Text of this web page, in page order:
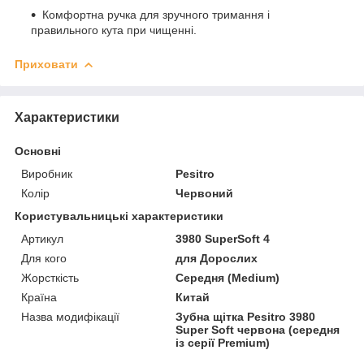
Комфортна ручка для зручного тримання і
правильного кута при чищенні.
Приховати
Характеристики
Основні
Виробник
Pesitro
Колір
Червоний
Користувальницькі характеристики
Артикул
3980 SuperSoft 4
Для кого
для Дорослих
Жорсткість
Середня (Medium)
Країна
Китай
Назва модифікації
Зубна щітка Pesitro 3980
Super Soft червона (середня
із серії Premium)